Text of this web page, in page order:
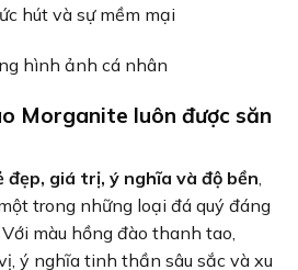
hút và sự mềm mại
hình ảnh cá nhân
Morganite luôn được săn
đẹp, giá trị, ý nghĩa và độ bền,
trong những loại đá quý đáng
màu hồng đào thanh tao,
ý nghĩa tinh thần sâu sắc và xu